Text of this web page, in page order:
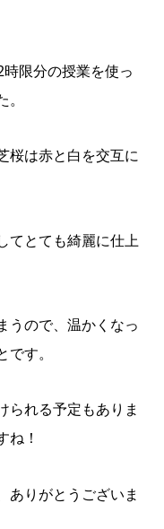
時限分の授業を使っ
桜は赤と白を交互に
てとても綺麗に仕上
うので、温かくなっ
す。
られる予定もありま
ね！
ありがとうございま